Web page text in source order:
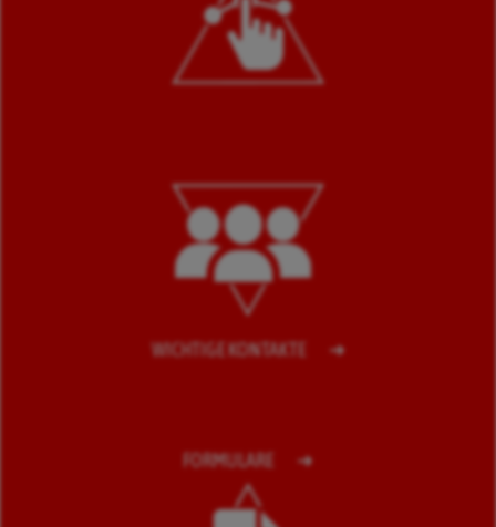
WICHTIGE KONTAKTE
FORMULARE